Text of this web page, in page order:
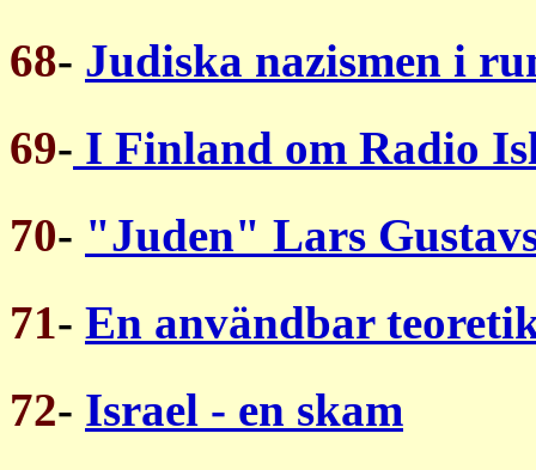
68- Judiska nazismen i
69- I Finland om Radio
70- "Juden" Lars
71- En användbar
72- Israel - en skam